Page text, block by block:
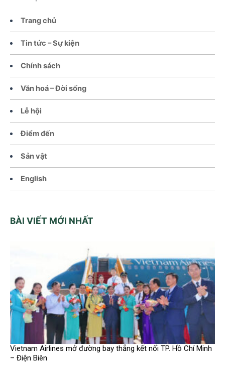
Trang chủ
Tin tức – Sự kiện
Chính sách
Văn hoá – Đời sống
Lễ hội
Điểm đến
Sản vật
English
BÀI VIẾT MỚI NHẤT
Vietnam Airlines mở đường bay thẳng kết nối TP. Hồ Chí Minh
– Điện Biên